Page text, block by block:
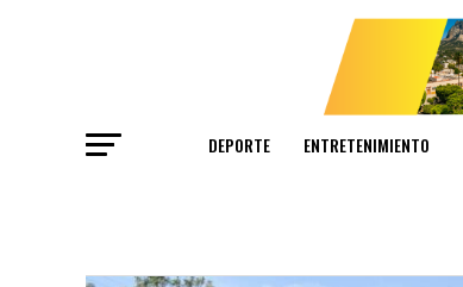
DEPORTE ENTRETENIMIENTO